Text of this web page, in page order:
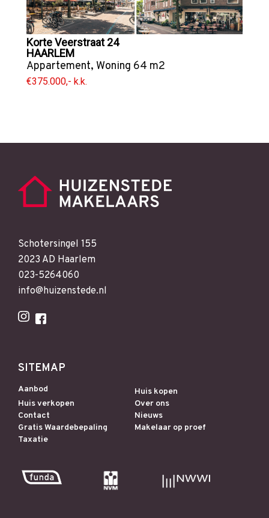
Korte Veerstraat 24
HAARLEM
Appartement, Woning 64 m2
€375.000,- k.k.
Schotersingel 155
2023 AD Haarlem
023-5264060
info@huizenstede.nl
SITEMAP
Aanbod
Huis kopen
Huis verkopen
Over ons
Contact
Nieuws
Gratis Waardebepaling
Makelaar op proef
Taxatie